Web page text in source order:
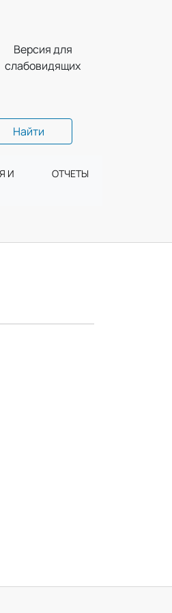
Версия для
слабовидящих
Найти
И
ОТЧЕТЫ